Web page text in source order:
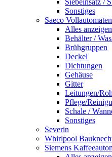
Siebeinsatz /
Sonstiges
Saeco Vollautomaten
Alles
Behälter /
Brühgruppen
Deckel
Dichtungen
Gehäuse
Gitter
Leitungen/
Pflege/
Schale /
Sonstiges
Severin
Whirlpool
Siemens